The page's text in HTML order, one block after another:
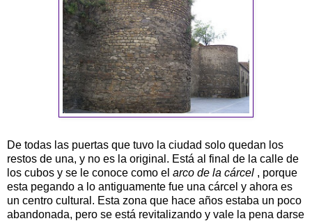
De todas las puertas que tuvo la ciudad solo quedan los
restos de una, y no es la original. Está al final de la calle de
los cubos y se le conoce como el arco de la cárcel , porque
esta pegando a lo antiguamente fue una cárcel y ahora es
un centro cultural. Esta zona que hace años estaba un poco
abandonada, pero se está revitalizando y vale la pena darse